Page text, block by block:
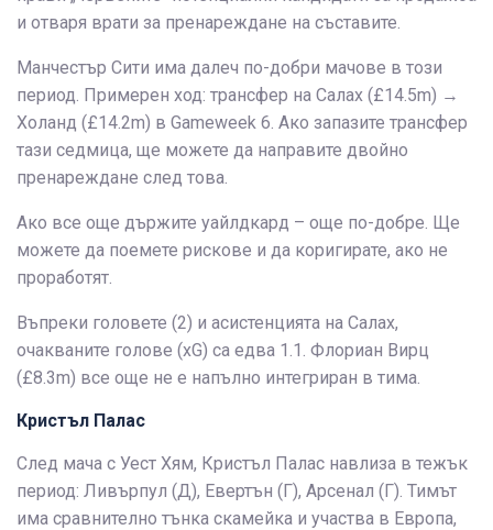
и отваря врати за пренареждане на съставите.
Манчестър Сити има далеч по-добри мачове в този
период. Примерен ход: трансфер на Салах (£14.5m) →
Холанд (£14.2m) в Gameweek 6. Ако запазите трансфер
тази седмица, ще можете да направите двойно
пренареждане след това.
Ако все още държите уайлдкард – още по-добре. Ще
можете да поемете рискове и да коригирате, ако не
проработят.
Въпреки головете (2) и асистенцията на Салах,
очакваните голове (xG) са едва 1.1. Флориан Вирц
(£8.3m) все още не е напълно интегриран в тима.
Кристъл Палас
След мача с Уест Хям, Кристъл Палас навлиза в тежък
период: Ливърпул (Д), Евертън (Г), Арсенал (Г). Тимът
има сравнително тънка скамейка и участва в Европа,